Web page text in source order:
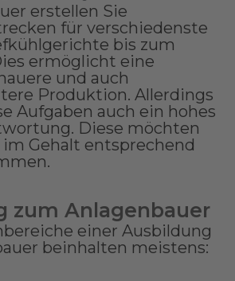
erstellen Sie
für verschiedenste
bis zum
ermöglicht eine
und auch
Produktion. Allerdings
Aufgaben auch ein hohes
Diese möchten
Gehalt entsprechend
zum Anlagenbauer
einer Ausbildung
beinhalten meistens: